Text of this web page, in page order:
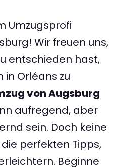
Umzugsprofi
Wir freuen uns,
entschieden hast,
in Orléans zu
von Augsburg
aufregend, aber
sein. Doch keine
perfekten Tipps,
Beginne